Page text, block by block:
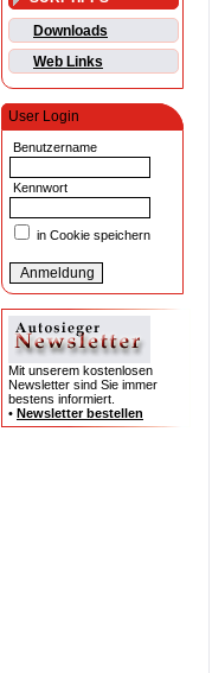
Downloads
Web Links
User Login
Benutzername
Kennwort
in Cookie speichern
Mit unserem kostenlosen
Newsletter sind Sie immer
bestens informiert.
• Newsletter bestellen